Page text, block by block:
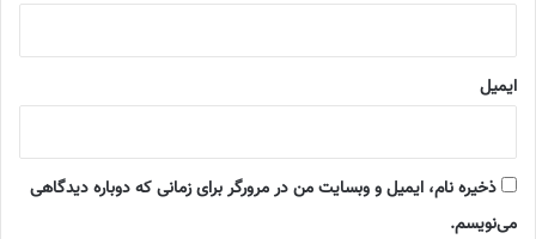
ایمیل
ذخیره نام، ایمیل و وبسایت من در مرورگر برای زمانی که دوباره دیدگاهی
می‌نویسم.